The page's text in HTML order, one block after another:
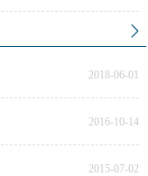
2018-06-01
2016-10-14
2015-07-02